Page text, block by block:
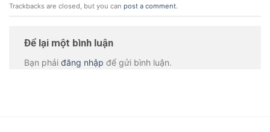
Trackbacks are closed, but you can post a comment.
Để lại một bình luận
Bạn phải đăng nhập để gửi bình luận.